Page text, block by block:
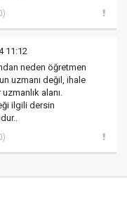
11:12
neden öğretmen
uzmanı değil, ihale
alanı.
ilgili dersin